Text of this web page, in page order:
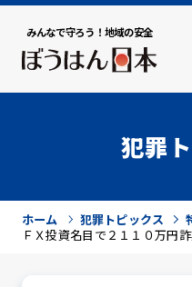
みんなで守ろう！地域の安全
犯罪
ホーム 犯罪トピックス
ＦＸ投資名目で２１１０万円